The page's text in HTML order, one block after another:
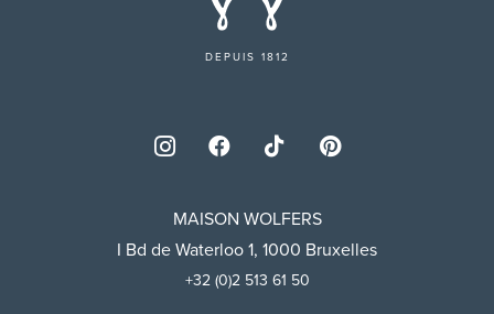
DEPUIS 1812
MAISON WOLFERS
I Bd de Waterloo 1, 1000 Bruxelles
+32 (0)2 513 61 50